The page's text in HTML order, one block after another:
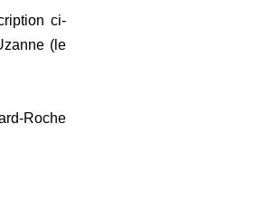
ci-
(le
Roche